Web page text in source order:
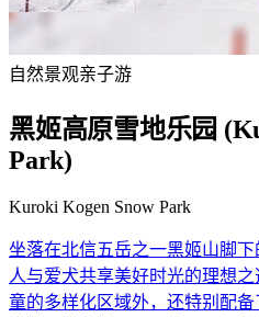
自然景观亲子游
黑姬高原雪地乐园
Park)
Kuroki Kogen Snow Park
坐落在北信五岳之一黑姬山脚
人与爱犬共享美好时光的理想
童的多样化区域外，还特别配